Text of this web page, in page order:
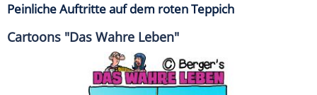
Peinliche Auftritte auf dem roten Teppich
Cartoons "Das Wahre Leben"